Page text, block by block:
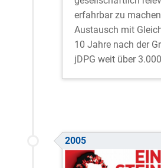
erfahrbar zu
Austausch mit
10 Jahre nach der
jDPG weit über
2005